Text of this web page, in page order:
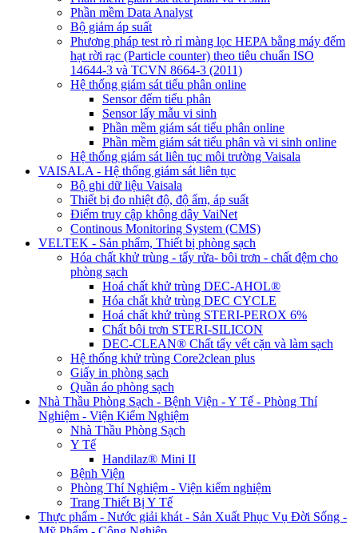
Phần mềm Data Analyst
Bộ giảm áp suất
Phương pháp test rò rỉ màng lọc HEPA bằng máy đếm
hạt rời rạc (Particle counter) theo tiêu chuẩn ISO
14644-3 và TCVN 8664-3 (2011)
Hệ thống giám sát tiểu phân online
Sensor đếm tiểu phân
Sensor lấy mẫu vi sinh
Phần mềm giám sát tiểu phân online
Phần mềm giám sát tiểu phân và vi sinh online
Hệ thống giám sát liên tục môi trường Vaisala
VAISALA - Hệ thống giám sát liên tục
Bộ ghi dữ liệu Vaisala
Thiết bị đo nhiệt độ, độ ẩm, áp suất
Điểm truy cập không dây VaiNet
Continous Monitoring System (CMS)
VELTEK - Sản phẩm, Thiết bị phòng sạch
Hóa chất khử trùng - tẩy rửa- bôi trơn - chất đệm cho
phòng sạch
Hoá chất khử trùng DEC-AHOL®
Hóa chất khử trùng DEC CYCLE
Hoá chất khử trùng STERI-PEROX 6%
Chất bôi trơn STERI-SILICON
DEC-CLEAN® Chất tẩy vết cặn và làm sạch
Hệ thống khử trùng Core2clean plus
Giấy in phòng sạch
Quần áo phòng sạch
Nhà Thầu Phòng Sạch - Bệnh Viện - Y Tế - Phòng Thí
Nghiệm - Viện Kiểm Nghiệm
Nhà Thầu Phòng Sạch
Y Tế
Handilaz® Mini II
Bệnh Viện
Phòng Thí Nghiệm - Viện kiểm nghiệm
Trang Thiết Bị Y Tế
Thực phẩm - Nước giải khát - Sản Xuất Phục Vụ Đời Sống -